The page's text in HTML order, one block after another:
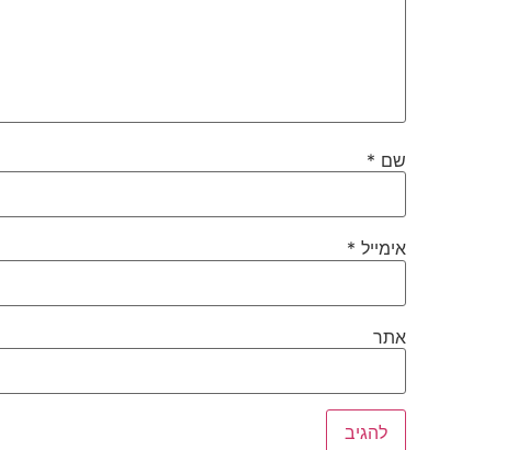
שם *
אימייל *
אתר